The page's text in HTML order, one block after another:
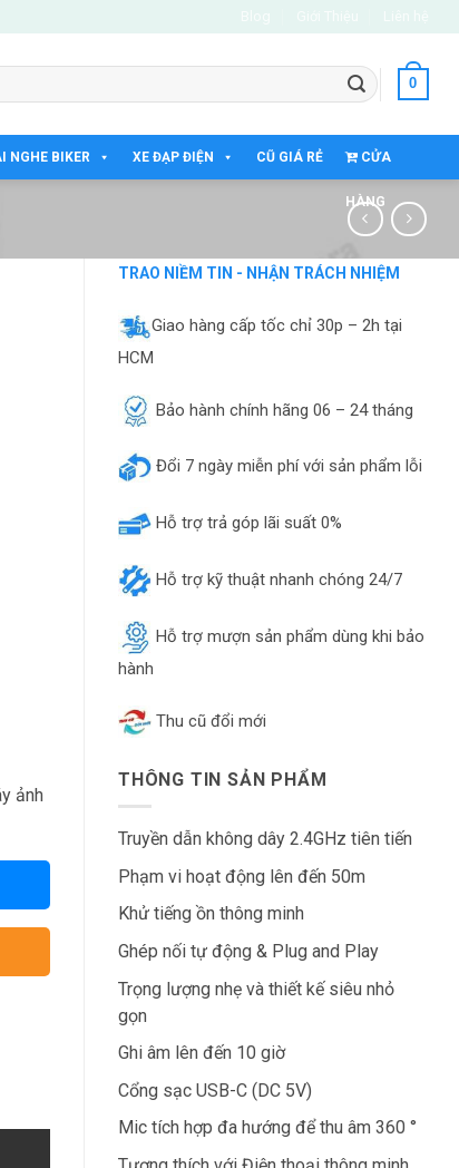
0
NGHE BIKER XE ĐẠP ĐIỆN CŨ GIÁ RẺ CỬA
HÀNG
TRAO NIỀM TIN - NHẬN TRÁCH NHIỆM
Giao hàng cấp tốc chỉ 30p – 2h tại
HCM
Bảo hành chính hãng 06 – 24 tháng
Đổi 7 ngày miễn phí với sản phẩm lỗi
Hỗ trợ trả góp lãi suất 0%
Hỗ trợ kỹ thuật nhanh chóng 24/7
Hỗ trợ mượn sản phẩm dùng khi bảo
hành
Thu cũ đổi mới
THÔNG TIN SẢN PHẨM
Truyền dẫn không dây 2.4GHz tiên tiến
Phạm vi hoạt động lên đến 50m
Khử tiếng ồn thông minh
Ghép nối tự động & Plug and Play
Trọng lượng nhẹ và thiết kế siêu nhỏ
gọn
Ghi âm lên đến 10 giờ
Cổng sạc USB-C (DC 5V)
Mic tích hợp đa hướng để thu âm 360 °
ảnh